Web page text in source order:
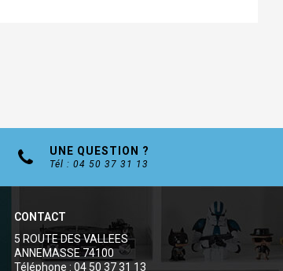
UNE QUESTION ?
Tél : 04 50 37 31 13
CONTACT
5 ROUTE DES VALLEES
ANNEMASSE 74100
Téléphone : 04 50 37 31 13